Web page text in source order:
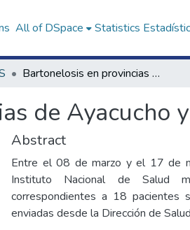
All of DSpace Statistics
Bartonelosis en provincias de Ayacucho y Cusco
de Ayacucho
Abstract
Entre el 08 de marzo y el 17 de
Instituto Nacional de Salud
correspondientes a 18 pacientes
enviadas desde la Dirección de